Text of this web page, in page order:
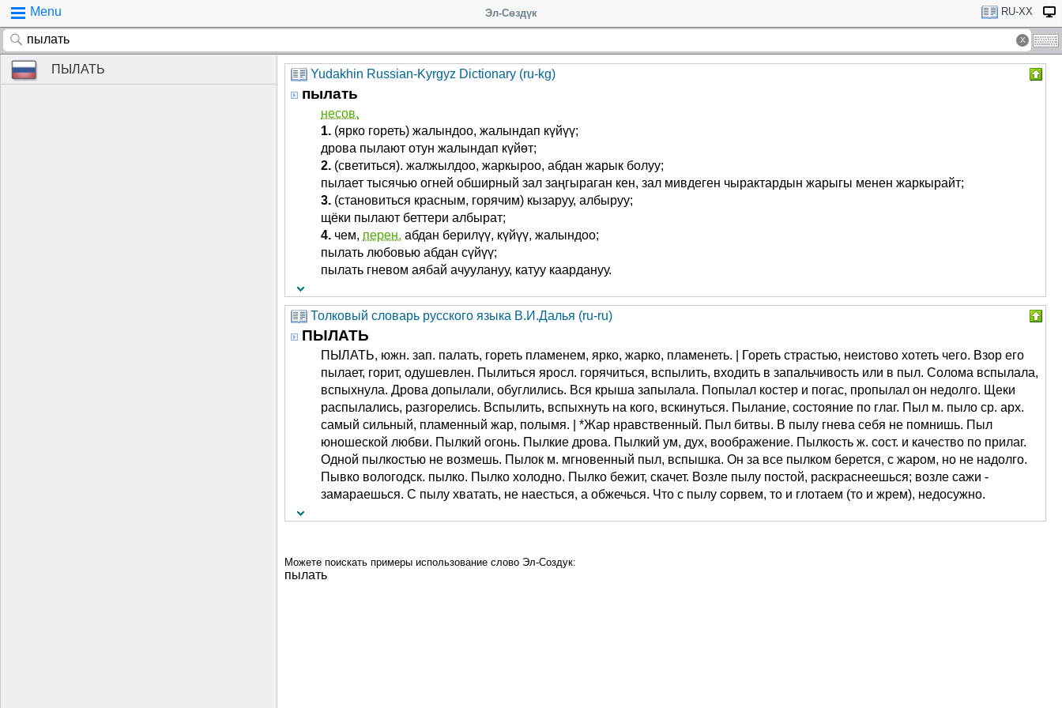
Menu Эл-Сөздүк RU-XX
ПЫЛАТЬ Yudakhin Russian-Kyrgyz Dictionary (ru-kg)
пылать
несов.
1. (ярко гореть) жалындоо, жалындап күйүү;
дрова пылают отун жалындап күйөт;
2. (светиться). жалжылдоо, жаркыроо, абдан жарык болуу;
пылает тысячью огней обширный зал заңгыраган кен, зал мивдеген чырактардын жарыгы менен жаркырайт;
3. (становиться красным, горячим) кызаруу, албыруу;
щёки пылают беттери албырат;
4. чем, перен. абдан берилүү, күйүү, жалындоо;
пылать любовью абдан сүйүү;
пылать гневом аябай ачуулануу, катуу каардануу.
Толковый словарь русского языка В.И.Далья (ru-ru)
ПЫЛАТЬ
ПЫЛАТЬ, южн. зап. палать, гореть пламенем, ярко, жарко, пламенеть. | Гореть страстью, неистово хотеть чего. Взор его
пылает, горит, одушевлен. Пылиться яросл. горячиться, вспылить, входить в запальчивость или в пыл. Солома вспылала,
вспыхнула. Дрова допылали, обуглились. Вся крыша запылала. Попылал костер и погас, пропылал он недолго. Щеки
распылались, разгорелись. Вспылить, вспыхнуть на кого, вскинуться. Пылание, состояние по глаг. Пыл м. пыло ср. арх.
самый сильный, пламенный жар, полымя. | *Жар нравственный. Пыл битвы. В пылу гнева себя не помнишь. Пыл
юношеской любви. Пылкий огонь. Пылкие дрова. Пылкий ум, дух, воображение. Пылкость ж. сост. и качество по прилаг.
Одной пылкостью не возмешь. Пылок м. мгновенный пыл, вспышка. Он за все пылком берется, с жаром, но не надолго.
Пывко вологодск. пылко. Пылко холодно. Пылко бежит, скачет. Возле пылу постой, раскраснеешься; возле сажи -
замараешься. С пылу хватать, не наесться, а обжечься. Что с пылу сорвем, то и глотаем (то и жрем), недосужно.
Можете поискать примеры использование слово Эл-Создук:
пылать